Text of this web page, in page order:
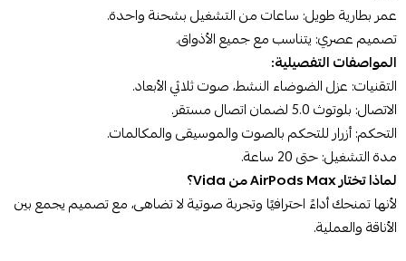
عمر بطارية طويل: ساعات من التشغيل بشحنة واحدة.
تصميم عصري: يتناسب مع جميع الأذواق.
المواصفات التفصيلية:
التقنيات: عزل الضوضاء النشط، صوت ثلاثي الأبعاد.
الاتصال: بلوتوث 5.0 لضمان اتصال مستقر.
التحكم: أزرار للتحكم بالصوت والموسيقى والمكالمات.
مدة التشغيل: حتى 20 ساعة.
لماذا تختار AirPods Max من Vida؟
لأنها تمنحك أداءً احترافيًا وتجربة صوتية لا تضاهى، مع تصميم يجمع بين
الأناقة والعملية.